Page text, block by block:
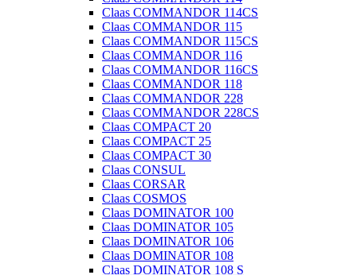
Claas COMMANDOR 114CS
Claas COMMANDOR 115
Claas COMMANDOR 115CS
Claas COMMANDOR 116
Claas COMMANDOR 116CS
Claas COMMANDOR 118
Claas COMMANDOR 228
Claas COMMANDOR 228CS
Claas COMPACT 20
Claas COMPACT 25
Claas COMPACT 30
Claas CONSUL
Claas CORSAR
Claas COSMOS
Claas DOMINATOR 100
Claas DOMINATOR 105
Claas DOMINATOR 106
Claas DOMINATOR 108
Claas DOMINATOR 108 S